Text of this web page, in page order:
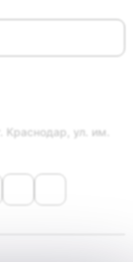
Краснодар, ул. им.